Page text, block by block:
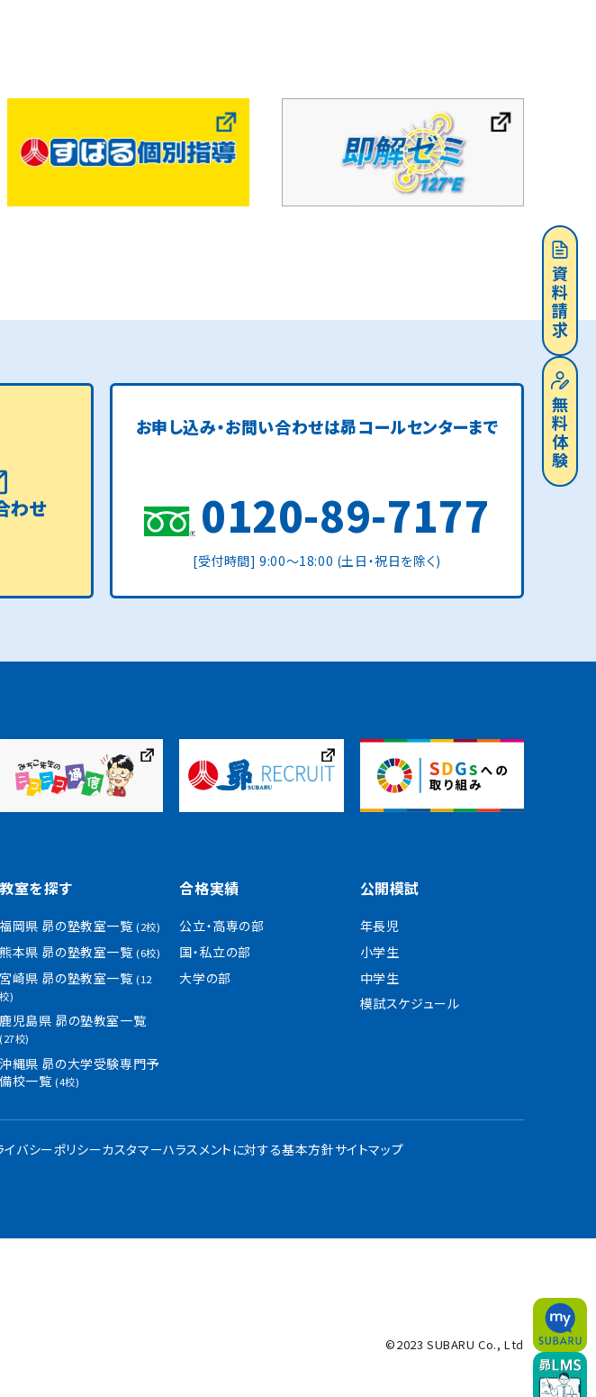
資料請求
無料体験
わせ
お申し込み・お問い合わせは昴コールセンターまで
0120-89-7177
[受付時間] 9:00〜18:00 (土日・祝日を除く)
教室を探す
福岡県 昴の塾教室一覧(2校)
熊本県 昴の塾教室一覧(6校)
宮崎県 昴の塾教室一覧(12
校)
鹿児島県 昴の塾教室一覧
(27校)
沖縄県 昴の大学受験専門予
備校一覧 (4校)
合格実績
公立・高専の部
国・私立の部
大学の部
公開模試
年長児
小学生
中学生
模試スケジュール
イバシーポリシーカスタマーハラスメントに対する基本方針サイトマップ
©2023 SUBARU Co., Ltd